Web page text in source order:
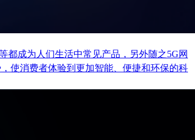
都成为人们生活中常见产品，另外随之5G网
使消费者体验到更加智能、便捷和环保的科